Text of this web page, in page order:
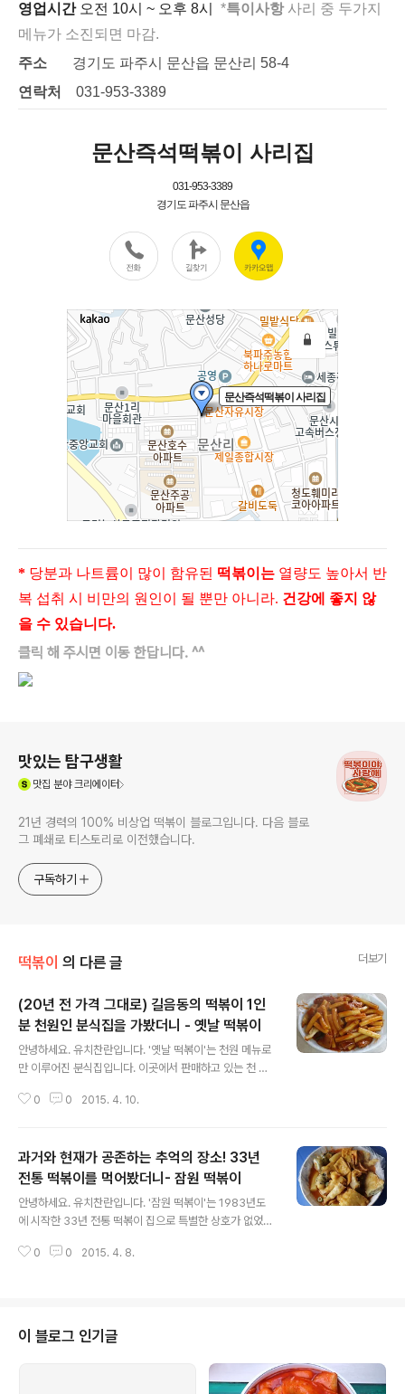
영업시간 오전 10시 ~ 오후 8시 *특이사항 사리 중 두가지
메뉴가 소진되면 마감.
주소 경기도 파주시 문산읍 문산리 58-4
연락처 031-953-3389
* 당분과 나트륨이 많이 함유된 떡볶이는 열량도 높아서 반
복 섭취 시 비만의 원인이 될 뿐만 아니라. 건강에 좋지 않
을 수 있습니다.
클릭 해 주시면 이동 한답니다. ^^
맛있는 탐구생활
맛집 분야 크리에이터
21년 경력의 100% 비상업 떡볶이 블로그입니다. 다음 블로
그 폐쇄로 티스토리로 이전했습니다.
구독하기
떡볶이 의 다른 글 더보기
(20년 전 가격 그대로) 길음동의 떡볶이 1인
분 천원인 분식집을 가봤더니 - 옛날 떡볶이
안녕하세요. 유치찬란입니다. '옛날 떡볶이'는 천원 메뉴로
만 이루어진 분식집입니다. 이곳에서 판매하고 있는 천 원
7일 방문하다. 길음역 7번 출구 앞 골목에 위치해 있었습
0 0 2015. 4. 10.
과거와 현재가 공존하는 추억의 장소! 33년
전통 떡볶이를 먹어봤더니- 잠원 떡볶이
안녕하세요. 유치찬란입니다. '잠원 떡볶이'는 1983년도
에 시작한 33년 전통 떡볶이 집으로 특별한 상호가 없었던
떡볶이'로 불려오기도 했었다고 하는데요. 맛 탐 회원님에
0 0 2015. 4. 8.
이 블로그 인기글